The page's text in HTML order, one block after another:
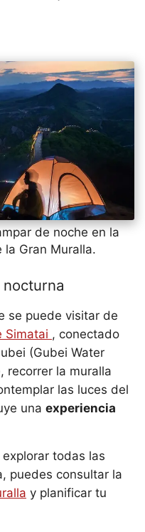
de noche en la
la Gran Muralla.
nocturna
se puede visitar de
Simatai , conectado
(Gubei Water
recorrer la muralla
las luces del
una experiencia
todas las
puedes consultar la
y planificar tu